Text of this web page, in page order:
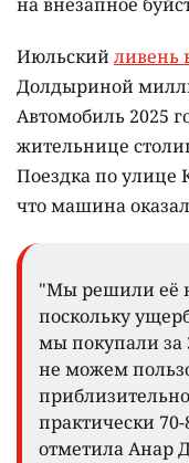
Июльскийливень
Долдыриной
Автомобиль 2025
жительнице
Поездка по улице
что машина
"Мы решили её
поскольку
мы покупали за
не можем
практически
отметила Анар